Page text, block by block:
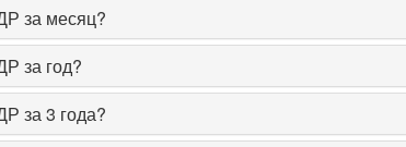
за месяц?
за год?
за 3 года?